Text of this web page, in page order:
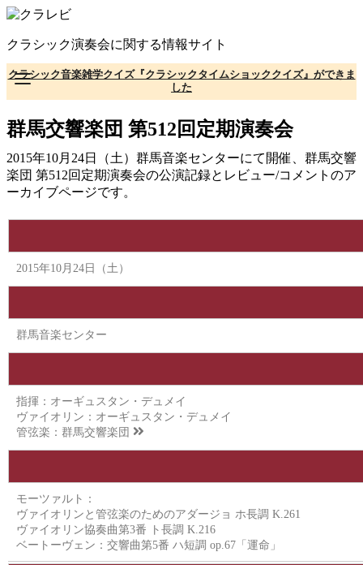
コ
テ
ン
ツ
へ
動
クラシック演奏会に関する情報サイト
クラシック音楽雑学クイズ『クラシックタイムショッククイズ』ができま
した
群馬交響楽団 第512回定期演奏会
2015年10月24日（土）群馬音楽センターにて開催、群馬交響
楽団 第512回定期演奏会の公演記録とレビュー/コメントのア
ーカイブページです。
2015年10月24日（土）
群馬音楽センター
指揮：オーギュスタン・デュメイ
ヴァイオリン：オーギュスタン・デュメイ
管弦楽： 群馬交響楽団
モーツァルト：
ヴァイオリンと管弦楽のためのアダージョ ホ長調 K.261
ヴァイオリン協奏曲第3番 ト長調 K.216
ベートーヴェン：交響曲第5番 ハ短調 op.67「運命」